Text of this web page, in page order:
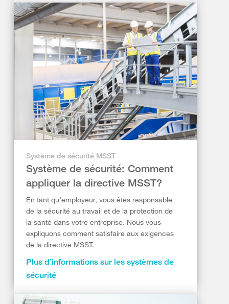
Système de sécurité MSST
Système de sécurité: Comment
appliquer la directive MSST?
En tant qu’employeur, vous êtes responsable
de la sécurité au travail et de la protection de
la santé dans votre entreprise. Nous vous
expliquons comment satisfaire aux exigences
de la directive MSST.
Plus d’informations sur les systèmes de
sécurité